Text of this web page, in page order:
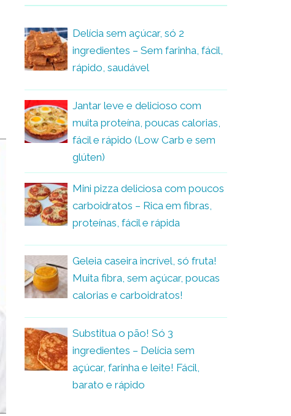
Delícia sem açúcar, só 2
ingredientes – Sem farinha, fácil,
rápido, saudável
Jantar leve e delicioso com
muita proteína, poucas calorias,
fácil e rápido (Low Carb e sem
glúten)
Mini pizza deliciosa com poucos
carboidratos – Rica em fibras,
proteínas, fácil e rápida
Geleia caseira incrível, só fruta!
Muita fibra, sem açúcar, poucas
calorias e carboidratos!
Substitua o pão! Só 3
ingredientes – Delícia sem
açúcar, farinha e leite! Fácil,
barato e rápido